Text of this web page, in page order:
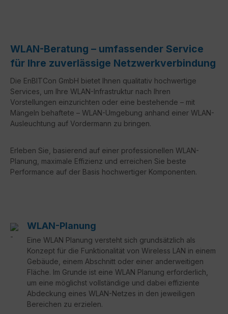
WLAN-Beratung – umfassender Service
für Ihre zuverlässige Netzwerkverbindung
Die EnBITCon GmbH bietet Ihnen qualitativ hochwertige
Services, um Ihre WLAN-Infrastruktur nach Ihren
Vorstellungen einzurichten oder eine bestehende – mit
Mängeln behaftete – WLAN-Umgebung anhand einer WLAN-
Ausleuchtung auf Vordermann zu bringen.
Erleben Sie, basierend auf einer professionellen WLAN-
Planung, maximale Effizienz und erreichen Sie beste
Performance auf der Basis hochwertiger Komponenten.
WLAN-Planung
Eine WLAN Planung versteht sich grundsätzlich als
Konzept für die Funktionalität von Wireless LAN in einem
Gebäude, einem Abschnitt oder einer anderweitigen
Fläche. Im Grunde ist eine WLAN Planung erforderlich,
um eine möglichst vollständige und dabei effiziente
Abdeckung eines WLAN-Netzes in den jeweiligen
Bereichen zu erzielen.